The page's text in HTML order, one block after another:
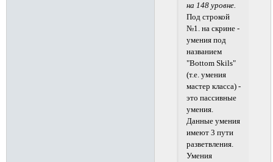
на 148 уровне.
Под строкой
№1. на скрине -
умения под
названием
"Bottom Skils"
(т.е. умения
мастер класса) -
это пассивные
умения.
Данные умения
имеют 3 пути
разветвления.
Умения